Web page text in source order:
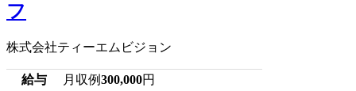
フ
株式会社ティーエムビジョン
給与 月収例300,000円